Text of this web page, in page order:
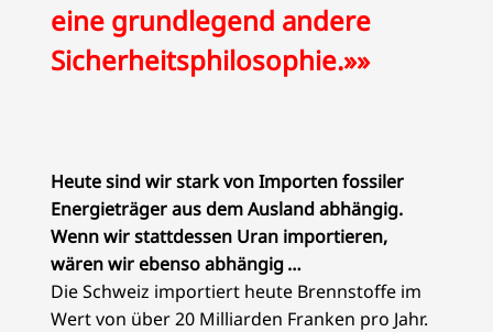
eine grundlegend andere
Sicherheitsphilosophie.»»
Heute sind wir stark von Importen fossiler
Energieträger aus dem Ausland abhängig.
Wenn wir stattdessen Uran importieren,
wären wir ebenso abhängig …
Die Schweiz importiert heute Brennstoffe im
Wert von über 20 Milliarden Franken pro Jahr.